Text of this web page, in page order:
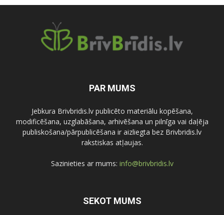
PAR MUMS
Jebkura Brivbridis.lv publicēto materiālu kopēšana,
modificēšana, uzglabāšana, arhivēšana un pilnīga vai daļēja
publiskošana/pārpublicēšana ir aizliegta bez Brivbridis.lv
rakstiskas atļaujas.
Sazinieties ar mums: info@brivbridis.lv
SEKOT MUMS